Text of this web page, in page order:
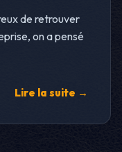
de retrouver
on a pensé
Lire la suite →